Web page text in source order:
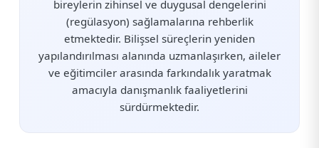
bireylerin zihinsel ve duygusal dengelerini
(regülasyon) sağlamalarına rehberlik
etmektedir. Bilişsel süreçlerin yeniden
yapılandırılması alanında uzmanlaşırken, aileler
ve eğitimciler arasında farkındalık yaratmak
amacıyla danışmanlık faaliyetlerini
sürdürmektedir.